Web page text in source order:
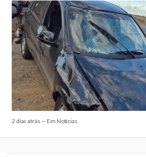
2 dias atrás — Em Notícias